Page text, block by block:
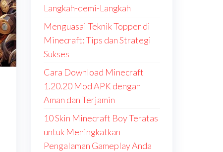
Langkah-demi-Langkah
Menguasai Teknik Topper di
Minecraft: Tips dan Strategi
Sukses
Cara Download Minecraft
1.20.20 Mod APK dengan
Aman dan Terjamin
10 Skin Minecraft Boy Teratas
untuk Meningkatkan
Pengalaman Gameplay Anda